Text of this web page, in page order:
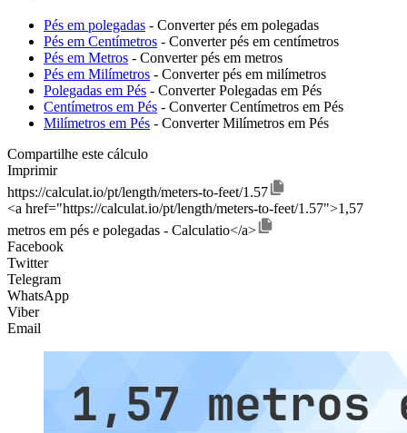
Pés em polegadas - Converter pés em polegadas
Pés em Centímetros - Converter pés em centímetros
Pés em Metros - Converter pés em metros
Pés em Milímetros - Converter pés em milímetros
Polegadas em Pés - Converter Polegadas em Pés
Centímetros em Pés - Converter Centímetros em Pés
Milímetros em Pés - Converter Milímetros em Pés
Compartilhe este cálculo
Imprimir
https://calculat.io/pt/length/meters-to-feet/1.57
<a href="https://calculat.io/pt/length/meters-to-feet/1.57">1,57
metros em pés e polegadas - Calculatio</a>
Facebook
Twitter
Telegram
WhatsApp
Viber
Email